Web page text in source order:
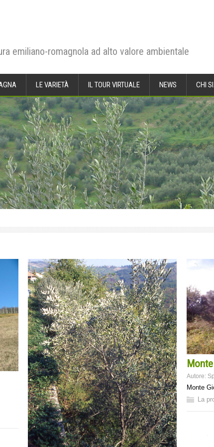
emiliano-romagnola ad alto valore ambientale
LE VARIETÀ IL TOUR VIRTUALE NEWS CHI
Autore:
Monte
La